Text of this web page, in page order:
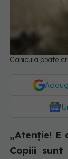
Canicula poate
„Atenție! E
Copiii sunt